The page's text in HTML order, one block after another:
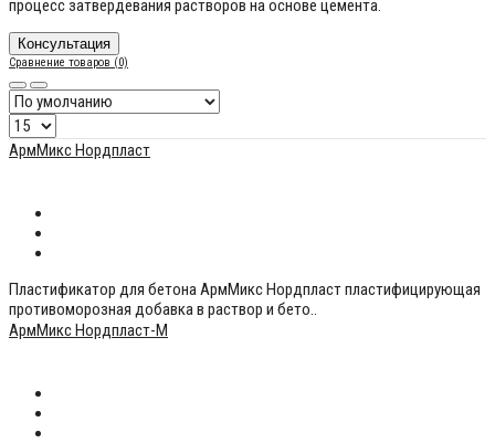
процесс затвердевания растворов на основе цемента.
Консультация
Сравнение товаров (0)
АрмМикс Нордпласт
Пластификатор для бетона АрмМикс Нордпласт пластифицирующая
противоморозная добавка в раствор и бето..
АрмМикс Нордпласт-М